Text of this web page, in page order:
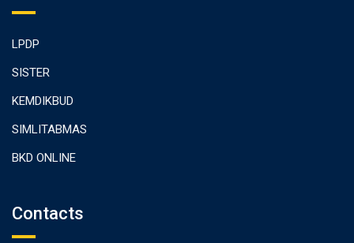
LPDP
SISTER
KEMDIKBUD
SIMLITABMAS
BKD ONLINE
Contacts